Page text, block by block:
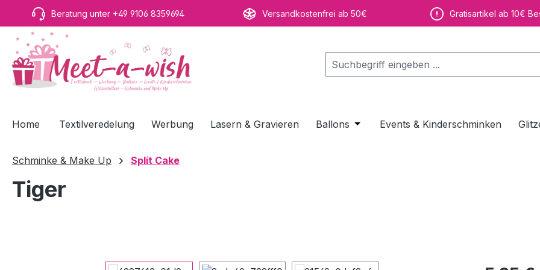
Hauptinhalt springen
Zur Suche springen
Zur Hauptnavigation springen
Beratung unter +49 9106 8359694 Versandkostenfrei ab 50€ Gratisartikel ab 10€
Home Textilveredelung Werbung Lasern & Gravieren Ballons Öffne oder Schließe das Dropdown der
Events & Kinderschminken
Schminke & Make Up Split Cake
Tiger